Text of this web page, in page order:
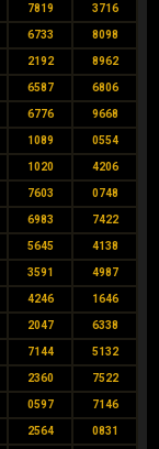
7819 3716
6733 8098
2192 8962
6587 6806
6776 9668
1089 0554
1020 4206
7603 0748
6983 7422
5645 4138
3591 4987
4246 1646
2047 6338
7144 5132
2360 7522
0597 7146
2564 0831